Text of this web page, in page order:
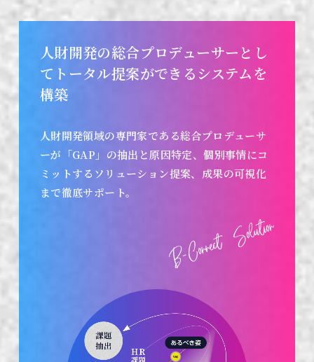
人財開発の総合プロデューサーとし
て トータル提案ができるシステムを
構築
人財開発領域の専門家である総合プロデューサ
ーが 「GAP」の抽出と原因特定、個別事情にコ
ミットするソリューション提案、 成果の可視化
まで徹底サポート。